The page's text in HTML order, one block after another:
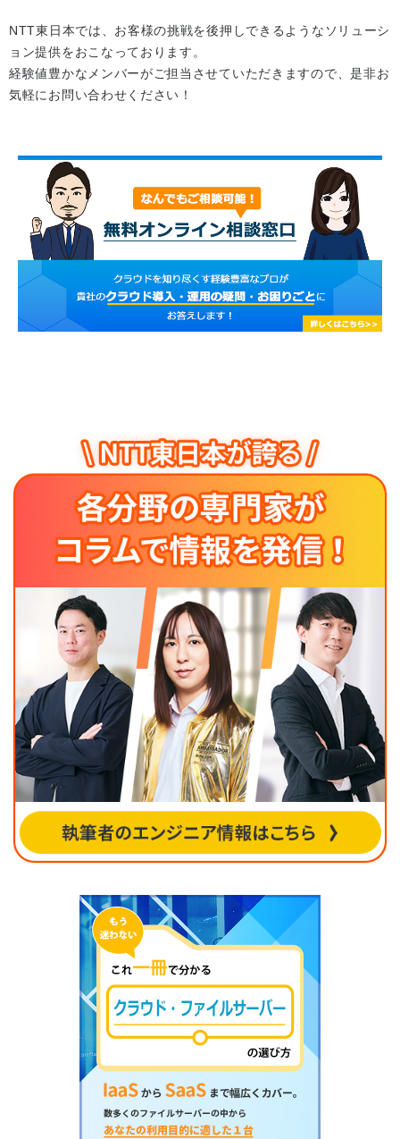
NTT東日本では、お客様の挑戦を後押しできるようなソリューシ
ョン提供をおこなっております。
経験値豊かなメンバーがご担当させていただきますので、是非お
気軽にお問い合わせください！